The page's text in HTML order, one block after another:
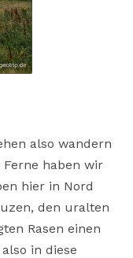
also wandern
haben wir
hier in Nord
den uralten
Rasen einen
in diese